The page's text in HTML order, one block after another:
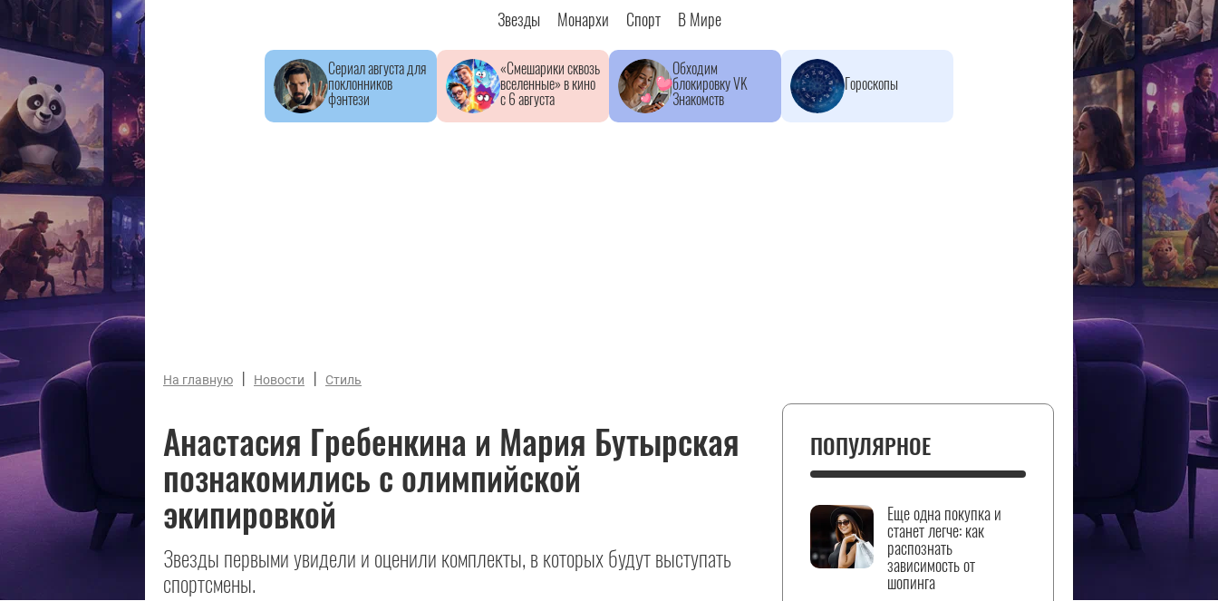
Звезды Монархи Спорт В Мире
Сериал августа для
поклонников
фэнтези
«Смешарики сквозь
вселенные» в кино
с 6 августа
Обходим
блокировку VK
Знакомств
Гороскопы
На главную | Новости | Стиль
Анастасия Гребенкина и Мария Бутырская
познакомились с олимпийской
экипировкой
Звезды первыми увидели и оценили комплекты, в которых будут выступать
спортсмены.
ПОПУЛЯРНОЕ
Еще одна покупка и
станет легче: как
распознать
зависимость от
шопинга